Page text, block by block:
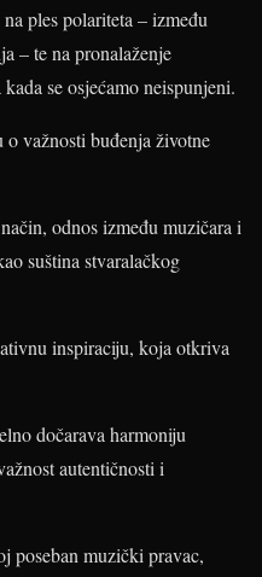
ples polariteta – između
– te na pronalaženje
se osjećamo neispunjeni.
o važnosti buđenja životne
odnos između muzičara i
suština stvaralačkog
inspiraciju, koja otkriva
dočarava harmoniju
autentičnosti i
poseban muzički pravac,